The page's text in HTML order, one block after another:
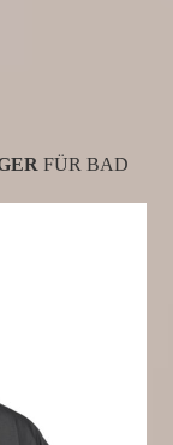
FÜR BAD